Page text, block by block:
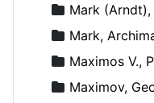
Mark
Mark,
Maximos V.,
Maximov,